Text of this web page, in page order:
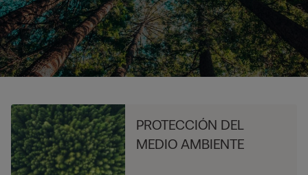
PROTECCIÓN DEL
MEDIO AMBIENTE